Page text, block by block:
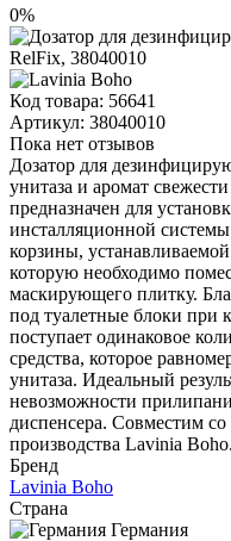
0%
Код товара: 56641
Артикул: 38040010
Пока нет отзывов
Дозатор для
унитаза и аромат
предназначен для
инсталляционной
корзины,
которую необходимо
маскирующего плитку.
под туалетные блоки при
поступает одинаковое
средства, которое
унитаза. Идеальный
невозможности
диспенсера. Совместим
производства Lavinia Boho.
Бренд
Lavinia Boho
Страна
Германия